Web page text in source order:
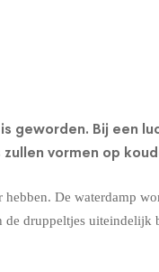
geworden. Bij een
vormen op
De waterdamp
de druppeltjes